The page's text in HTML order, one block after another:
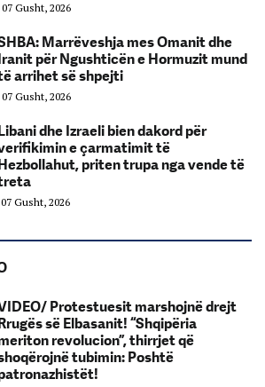
07 Gusht, 2026
Marrëveshja mes Omanit dhe
për Ngushticën e Hormuzit mund
arrihet së shpejti
07 Gusht, 2026
dhe Izraeli bien dakord për
e çarmatimit të
priten trupa nga vende të
07 Gusht, 2026
Protestuesit marshojnë drejt
së Elbasanit! “Shqipëria
revolucion”, thirrjet që
tubimin: Poshtë